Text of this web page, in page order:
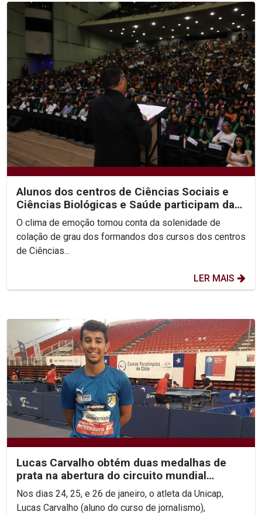
Alunos dos centros de Ciências Sociais e
Ciências Biológicas e Saúde participam da
segunda noite...
O clima de emoção tomou conta da solenidade de
colação de grau dos formandos dos cursos dos centros
de Ciências...
LER MAIS
Lucas Carvalho obtém duas medalhas de
prata na abertura do circuito mundial
paralímpico
Nos dias 24, 25, e 26 de janeiro, o atleta da Unicap,
Lucas Carvalho (aluno do curso de jornalismo),